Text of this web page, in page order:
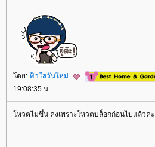
ดย: ฟ้าใสวันใหม่
19:08:35 น.
หวตไม่ขึ้น คงเพราะโหวตบล็อกก่อนไปแล้วค่ะ